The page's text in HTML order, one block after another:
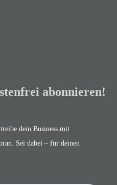
abonnieren!
dein Business mit
Sei dabei – für deinen